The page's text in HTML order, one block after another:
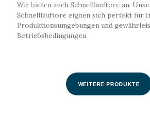
Wir bieten auch Schnelllauftore an.
Schnelllauftore eignen sich perfekt für
Produktionsumgebungen und
Betriebsbedingungen
WEITERE PRODUKTE